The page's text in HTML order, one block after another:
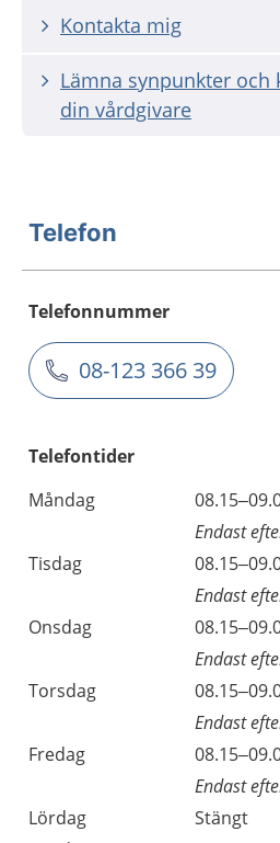
Kontakta mig
Lämna synpunkter och
din vårdgivare
Telefon
Telefonnummer
08-123 366 39
Telefontider
Måndag
Endast
Tisdag
Endast
Onsdag
Endast
Torsdag
Endast
Fredag
Endast
Lördag
Stängt